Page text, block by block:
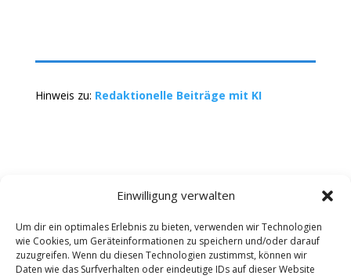
Einwilligung verwalten
Um dir ein optimales Erlebnis zu bieten, verwenden wir Technologien
wie Cookies, um Geräteinformationen zu speichern und/oder darauf
zuzugreifen. Wenn du diesen Technologien zustimmst, können wir
Daten wie das Surfverhalten oder eindeutige IDs auf dieser Website
Hinweis zu: Redaktionelle Beiträge mit KI
Kontakt Impressum
Datenschutz
Werbung buchen
AGB